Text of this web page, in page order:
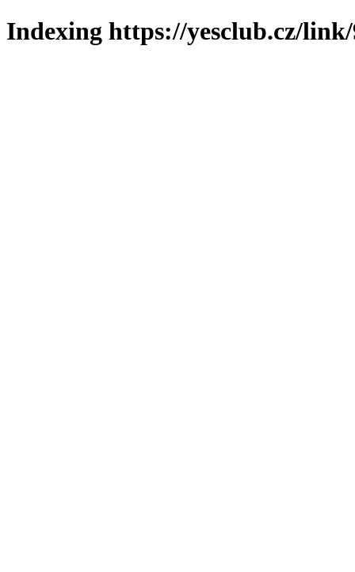
Indexing https://yesclub.cz/link/